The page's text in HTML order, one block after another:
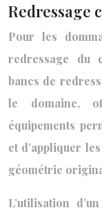
Redressage
Pour les
redressage du
bancs de
le domaine,
équipements
et d’appliquer
géométrie
L’utilisation